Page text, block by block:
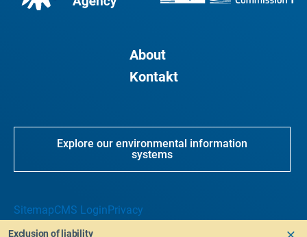
About
Kontakt
Explore our environmental information
systems
SitemapCMS Login Privacy
Exclusion of liability